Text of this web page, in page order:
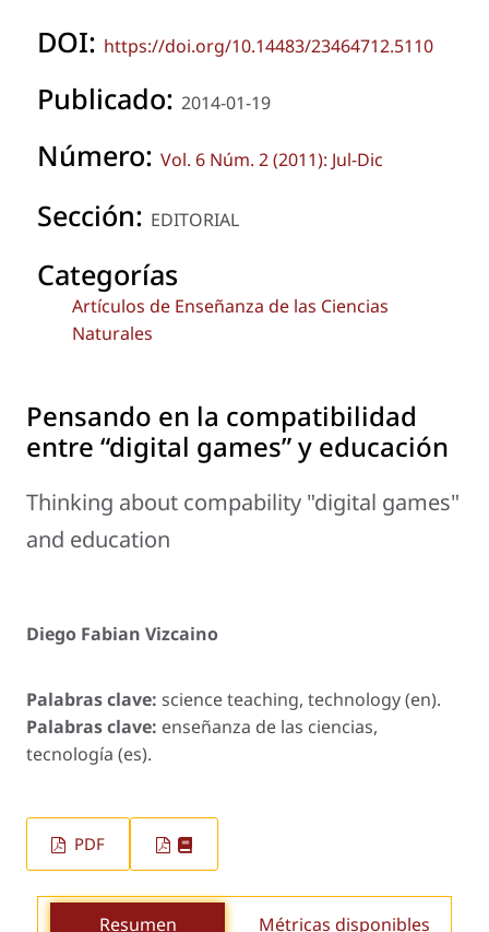
DOI: https://doi.org/10.14483/23464712.5110
Publicado: 2014-01-19
Número: Vol. 6 Núm. 2 (2011): Jul-Dic
Sección: EDITORIAL
Categorías
Artículos de Enseñanza de las Ciencias
Naturales
Pensando en la compatibilidad
entre “digital games” y educación
Thinking about compability "digital games"
and education
Diego Fabian Vizcaino
Palabras clave: science teaching, technology (en).
Palabras clave: enseñanza de las ciencias,
tecnología (es).
PDF
Resumen Métricas disponibles